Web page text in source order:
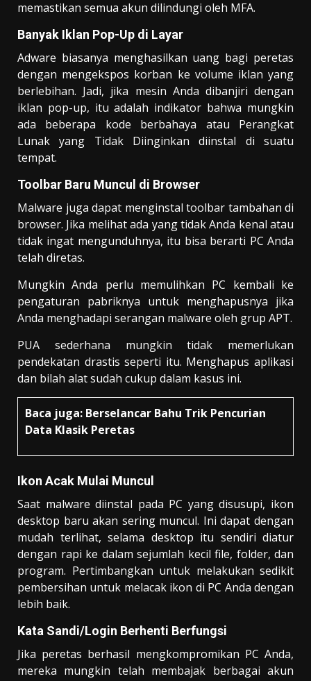
memastikan semua akun dilindungi oleh MFA.
Banyak Iklan Pop-Up di Layar
Adware biasanya menghasilkan uang bagi peretas
dengan mengekspos korban ke volume iklan yang
berlebihan. Jadi, jika mesin Anda dibanjiri dengan
iklan pop-up, itu adalah indikator bahwa mungkin
ada beberapa kode berbahaya atau Perangkat
Lunak yang Tidak Diinginkan diinstal di suatu
tempat.
Toolbar Baru Muncul di Browser
Malware juga dapat menginstal toolbar tambahan di
browser. Jika melihat ada yang tidak Anda kenal atau
tidak ingat mengunduhnya, itu bisa berarti PC Anda
telah diretas.
Mungkin Anda perlu memulihkan PC kembali ke
pengaturan pabriknya untuk menghapusnya jika
Anda menghadapi serangan malware oleh grup APT.
PUA sederhana mungkin tidak memerlukan
pendekatan drastis seperti itu. Menghapus aplikasi
dan bilah alat sudah cukup dalam kasus ini.
Baca juga: Berselancar Bahu Trik Pencurian
Data Klasik Peretas
Ikon Acak Mulai Muncul
Saat malware diinstal pada PC yang disusupi, ikon
desktop baru akan sering muncul. Ini dapat dengan
mudah terlihat, selama desktop itu sendiri diatur
dengan rapi ke dalam sejumlah kecil file, folder, dan
program. Pertimbangkan untuk melakukan sedikit
pembersihan untuk melacak ikon di PC Anda dengan
lebih baik.
Kata Sandi/Login Berhenti Berfungsi
Jika peretas berhasil mengkompromikan PC Anda,
mereka mungkin telah membajak berbagai akun